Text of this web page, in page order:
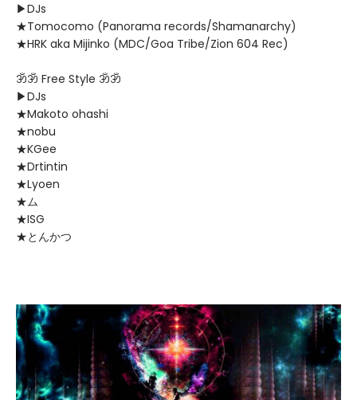
▶︎DJs
★Tomocomo (Panorama records/Shamanarchy)
★HRK aka Mijinko (MDC/Goa Tribe/Zion 604 Rec)
ॐॐ Free Style ॐॐ
▶︎DJs
★Makoto ohashi
★nobu
★KGee
★Drtintin
★Lyoen
★ム
★ISG
★とんかつ